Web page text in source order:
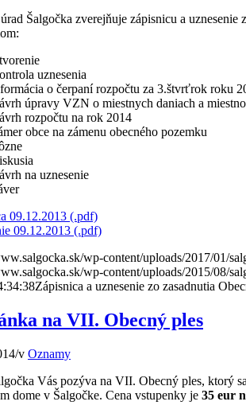
Šalgočka zverejňuje zápisnicu a
uznesenia
o čerpaní rozpočtu za 3.štvrťrok roku
úpravy VZN o miestnych daniach a
rozpočtu na rok 2014
obce na zámenu obecného pozemku
na uznesenie
09.12.2013 (.pdf)
09.12.2013 (.pdf)
wp-content/uploads/2017/01/
wp-content/uploads/2015/08/
Zápisnica a uznesenie zo zasadnutia
na VII. Obecný ples
/v Oznamy
Vás pozýva na VII. Obecný ples, ktorý
dome v Šalgočke. Cena vstupenky je 35 eur